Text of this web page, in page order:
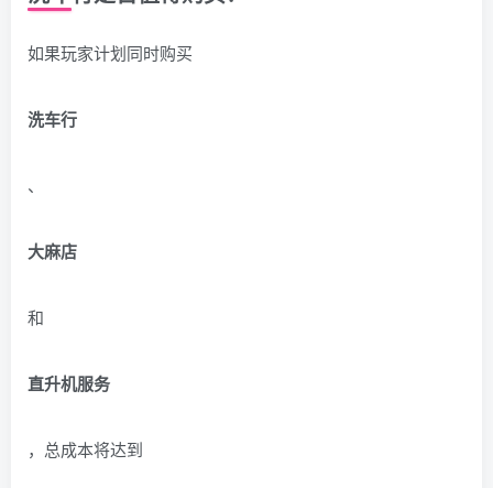
如果玩家计划同时购买
洗车行
、
大麻店
和
直升机服务
，总成本将达到